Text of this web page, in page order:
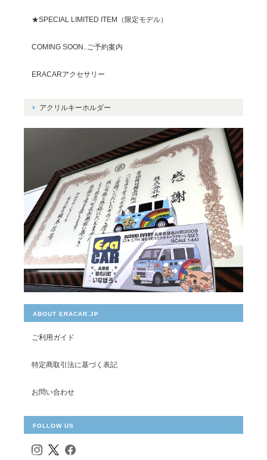
★SPECIAL LIMITED ITEM（限定モデル）
COMING SOON..ご予約案内
ERACARアクセサリー
アクリルキーホルダー
ABOUT ERACAR.JP
ご利用ガイド
特定商取引法に基づく表記
お問い合わせ
FOLLOW US